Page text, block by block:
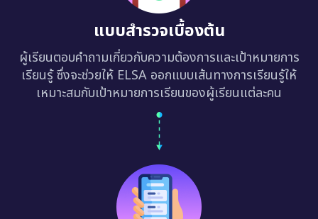
แบบสำรวจเบื้องต้น
ผู้เรียนตอบคำถามเกี่ยวกับความต้องการและเป้าหมายการ
เรียนรู้ ซึ่งจะช่วยให้ ELSA ออกแบบเส้นทางการเรียนรู้ให้
เหมาะสมกับเป้าหมายการเรียนของผู้เรียนแต่ละคน